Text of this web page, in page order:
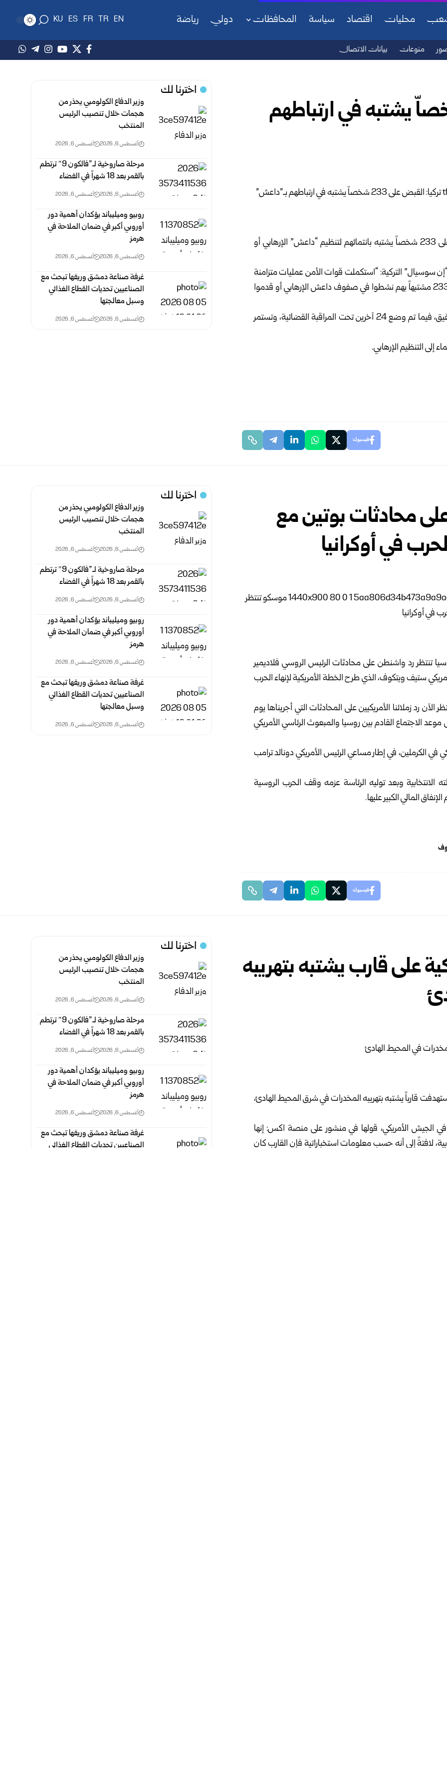
محليات اقتصاد سياسة المحافظات دولي رياضة EN
TR
FR
ES
KU
منوعات بيانات الاتصال
القبض على 233 شخصاّ يشتبه في ارتباطهم
أعلن وزير الداخلية التركي علي يرلي قايا اليوم إلقاء القبض على 233 شخصاً يشتبه بانتمائهم لتنظيم “داعش” الإرهابي أو
سوسيال” التركية: “استكملت قوات الأمن عمليات متزامنة
في 33 ولاية على مدار آخر أسبوعين، تم خلالها القبض على 233 مشتبهاً بهم نشطوا في صفوف داعش الإرهابي أو قدموا
ولفت إلى أن 51 من المشتبه بهم تم حبسهم على ذمة التحقيق، فيما تم وضع 24 آخرين تحت المراقبة القضائية، وتستمر
فيسبوك
اخترنا لك
وزير الدفاع الكولومبي يحذر من
هجمات خلال تنصيب الرئيس
المنتخب
أغسطس 6, 2026 أغسطس 6, 2026
مرحلة صاروخية لـ”فالكون 9″ ترتطم
بالقمر بعد 18 شهراً في الفضاء
أغسطس 6, 2026 أغسطس 6, 2026
روبيو وميليباند يؤكدان أهمية دور
أوروبي أكبر في ضمان الملاحة في
هرمز
أغسطس 6, 2026 أغسطس 6, 2026
غرفة صناعة دمشق وريفها تبحث مع
الصناعيين تحديات القطاع الغذائي
وسبل معالجتها
أغسطس 6, 2026 أغسطس 6, 2026
محادثات بوتين مع
في أوكرانيا
تنتظر رد واشنطن على محادثات الرئيس الروسي فلاديمير
ستيف ويتكوف، الذي طرح الخطة الأمريكية لإنهاء الحرب
رد زملائنا الأمريكيين على المحادثات التي أجريناها يوم
الاجتماع القادم بين روسيا والمبعوث الرئاسي الأمريكي
في الكرملين، في إطار مساعي الرئيس الأمريكي دونالد ترامب
الانتخابية وبعد توليه الرئاسة عزمه وقف الحرب الروسية
فيسبوك
اخترنا لك
وزير الدفاع الكولومبي يحذر من
هجمات خلال تنصيب الرئيس
المنتخب
أغسطس 6, 2026 أغسطس 6, 2026
مرحلة صاروخية لـ”فالكون 9″ ترتطم
بالقمر بعد 18 شهراً في الفضاء
أغسطس 6, 2026 أغسطس 6, 2026
روبيو وميليباند يؤكدان أهمية دور
أوروبي أكبر في ضمان الملاحة في
هرمز
أغسطس 6, 2026 أغسطس 6, 2026
غرفة صناعة دمشق وريفها تبحث مع
الصناعيين تحديات القطاع الغذائي
وسبل معالجتها
أغسطس 6, 2026 أغسطس 6, 2026
على قارب يشتبه بتهريبه
قارباً يشتبه بتهريبه المخدرات في شرق المحيط الهادئ،
الجيش الأمريكي، قولها في منشور على منصة اكس: إنها
لافتةً إلى أنه حسب معلومات استخباراتية فإن القارب كان
اخترنا لك
وزير الدفاع الكولومبي يحذر من
هجمات خلال تنصيب الرئيس
المنتخب
أغسطس 6, 2026 أغسطس 6, 2026
مرحلة صاروخية لـ”فالكون 9″ ترتطم
بالقمر بعد 18 شهراً في الفضاء
أغسطس 6, 2026 أغسطس 6, 2026
روبيو وميليباند يؤكدان أهمية دور
أوروبي أكبر في ضمان الملاحة في
هرمز
أغسطس 6, 2026 أغسطس 6, 2026
غرفة صناعة دمشق وريفها تبحث مع
الصناعيين تحديات القطاع الغذائي